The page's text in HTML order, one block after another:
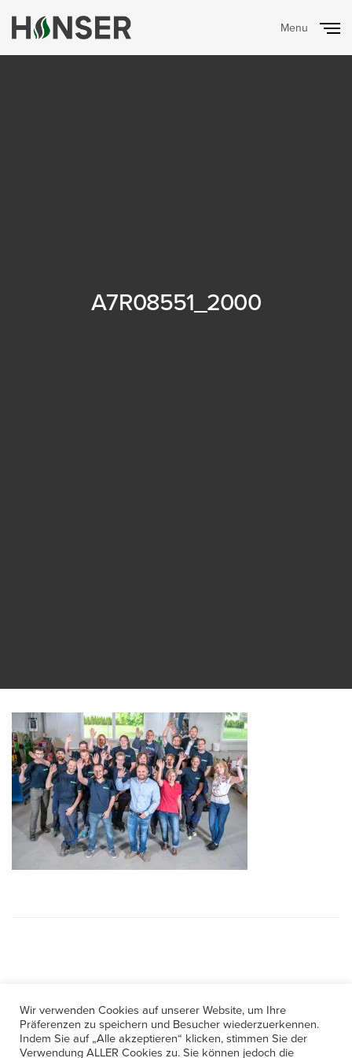
Menu
A7R08551_2000
Kontakt
Wir verwenden Cookies auf unserer Website, um Ihre
Präferenzen zu speichern und Besucher wiederzuerkennen.
Indem Sie auf „Alle akzeptieren“ klicken, stimmen Sie der
Verwendung ALLER Cookies zu. Sie können jedoch die